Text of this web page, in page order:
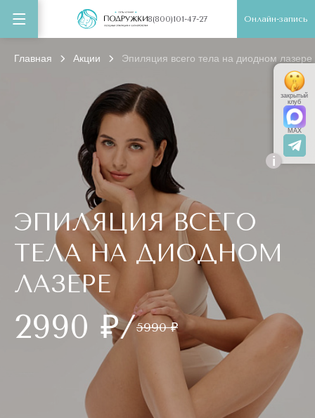
8(800)101-47-27 Онлайн-запись
Главная Акции Эпиляция всего тела на диодном лазере
ЭПИЛЯЦИЯ ВСЕГО
ТЕЛА НА ДИОДНОМ
ЛАЗЕРЕ
2990 ₽/5990 ₽
i
закрытый
клуб
MAX